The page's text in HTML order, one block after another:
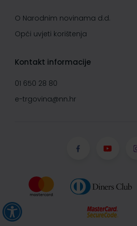
O Narodnim novinama d.d.
Opći uvjeti korištenja
Kontakt informacije
01 650 28 80
e-trgovina@nn.hr